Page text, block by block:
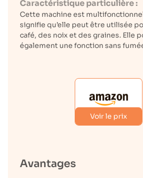
Caractéristique particulière :
Cette machine est
signifie qu’elle peut être utilisée
café, des noix et des graines. Elle
également une fonction sans
Voir le prix
Avantages